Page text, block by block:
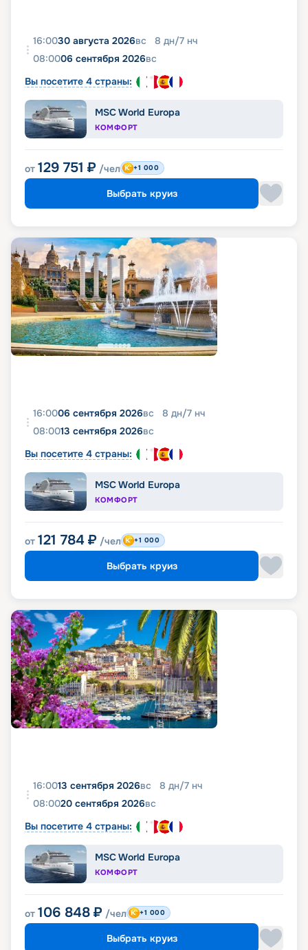
16:0030 августа 2026вс 8 дн/7 нч
08:0006 сентября 2026вс
Вы посетите 4 страны:
MSC World Europa
КОМФОРТ
от 129 751 ₽ /чел +1 000
Выбрать круиз
16:0006 сентября 2026вс 8 дн/7 нч
08:0013 сентября 2026вс
Вы посетите 4 страны:
MSC World Europa
КОМФОРТ
от 121 784 ₽ /чел +1 000
Выбрать круиз
16:0013 сентября 2026вс 8 дн/7 нч
08:0020 сентября 2026вс
Вы посетите 4 страны:
MSC World Europa
КОМФОРТ
от 106 848 ₽ /чел +1 000
Выбрать круиз